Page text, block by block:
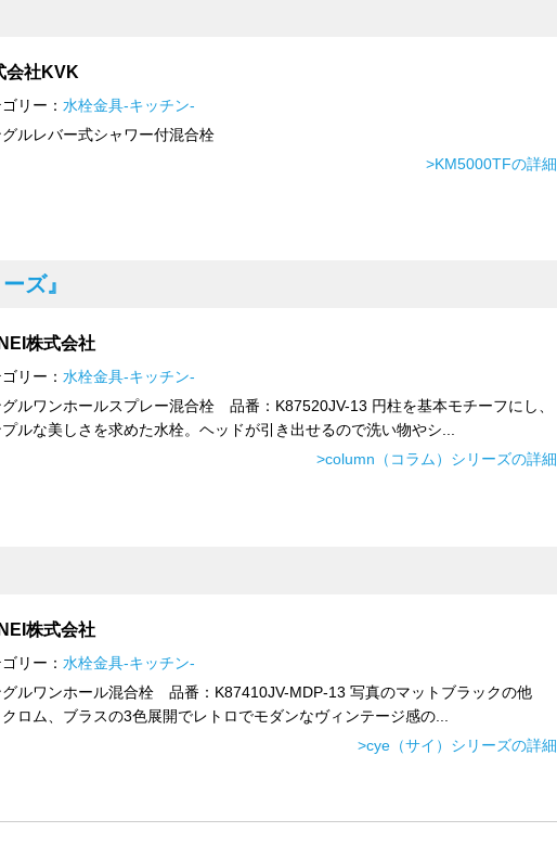
会社KVK
リー： 水栓金具-キッチン-
ルレバー式シャワー付混合栓
>KM5000TFの詳細
ズ』
株式会社
リー： 水栓金具-キッチン-
グルワンホールスプレー混合栓 品番：K87520JV-13 円柱を基本モチーフにし、
ルな美しさを求めた水栓。ヘッドが引き出せるので洗い物やシ...
>column（コラム）シリーズの詳細
株式会社
リー： 水栓金具-キッチン-
グルワンホール混合栓 品番：K87410JV-MDP-13 写真のマットブラックの他
ロム、ブラスの3色展開でレトロでモダンなヴィンテージ感の...
>cye（サイ）シリーズの詳細